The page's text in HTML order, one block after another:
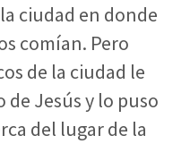
ciudad en donde
comían. Pero
de la ciudad le
Jesús y lo puso
del lugar de la